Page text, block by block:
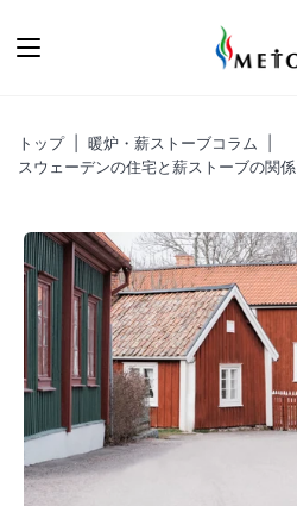
キ
トップ| 暖炉・薪ストーブコラム
スウェーデンの住宅と薪ストーブの関係